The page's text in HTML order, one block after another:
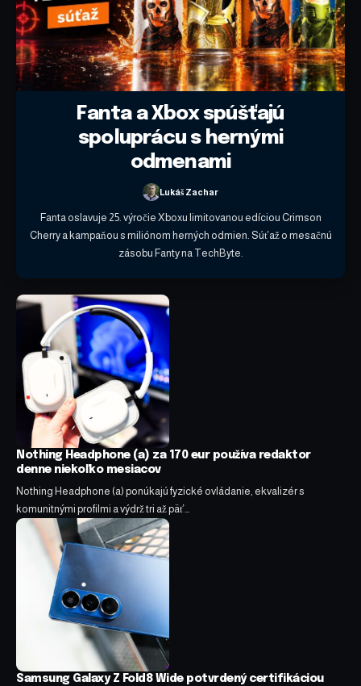
Fanta a Xbox spúšťajú
spoluprácu s hernými
odmenami
Lukáš Zachar
Fanta oslavuje 25. výročie Xboxu limitovanou edíciou Crimson
Cherry a kampaňou s miliónom herných odmien. Súťaž o mesačnú
zásobu Fanty na TechByte.
Nothing Headphone (a) za 170 eur používa redaktor
denne niekoľko mesiacov
Nothing Headphone (a) ponúkajú fyzické ovládanie, ekvalizér s
komunitnými profilmi a výdrž tri až päť…
Samsung Galaxy Z Fold8 Wide potvrdený certifikáciou